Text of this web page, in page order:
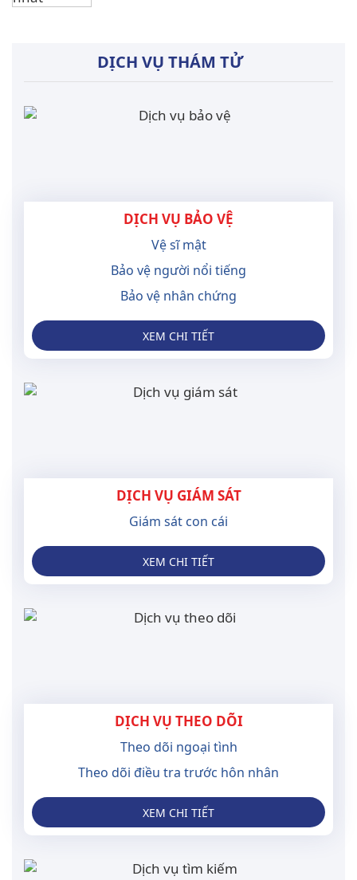
DỊCH VỤ THÁM TỬ
DỊCH VỤ BẢO VỆ
Vệ sĩ mật
Bảo vệ người nổi tiếng
Bảo vệ nhân chứng
XEM CHI TIẾT
DỊCH VỤ GIÁM SÁT
Giám sát con cái
XEM CHI TIẾT
DỊCH VỤ THEO DÕI
Theo dõi ngoại tình
Theo dõi điều tra trước hôn nhân
XEM CHI TIẾT